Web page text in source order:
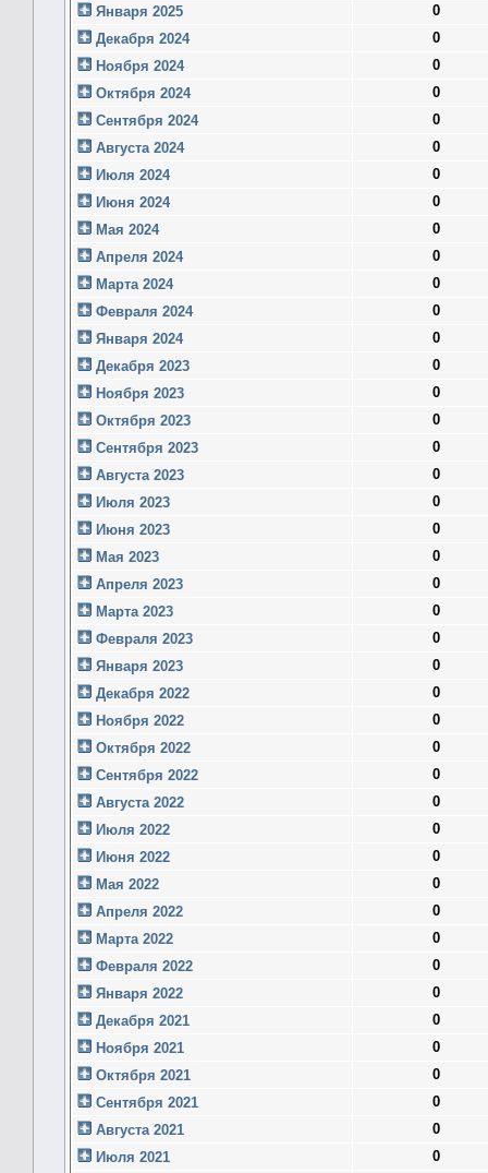
Января 2025
0
Декабря 2024
0
Ноября 2024
0
Октября 2024
0
Сентября 2024
0
Августа 2024
0
Июля 2024
0
Июня 2024
0
Мая 2024
0
Апреля 2024
0
Марта 2024
0
Февраля 2024
0
Января 2024
0
Декабря 2023
0
Ноября 2023
0
Октября 2023
0
Сентября 2023
0
Августа 2023
0
Июля 2023
0
Июня 2023
0
Мая 2023
0
Апреля 2023
0
Марта 2023
0
Февраля 2023
0
Января 2023
0
Декабря 2022
0
Ноября 2022
0
Октября 2022
0
Сентября 2022
0
Августа 2022
0
Июля 2022
0
Июня 2022
0
Мая 2022
0
Апреля 2022
0
Марта 2022
0
Февраля 2022
0
Января 2022
0
Декабря 2021
0
Ноября 2021
0
Октября 2021
0
Сентября 2021
0
Августа 2021
0
Июля 2021
0